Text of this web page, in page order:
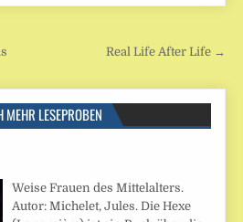
Real Life After Life →
MEHR LESEPROBEN
Weise Frauen des Mittelalters.
Autor: Michelet, Jules. Die Hexe